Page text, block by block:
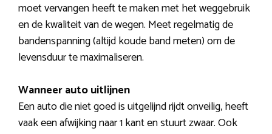
moet vervangen heeft te maken met het weggebruik
en de kwaliteit van de wegen. Meet regelmatig de
bandenspanning (altijd koude band meten) om de
levensduur te maximaliseren.
Wanneer auto uitlijnen
Een auto die niet goed is uitgelijnd rijdt onveilig, heeft
vaak een afwijking naar 1 kant en stuurt zwaar. Ook